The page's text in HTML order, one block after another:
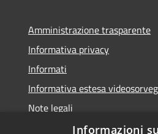
Amministrazione trasparente
Informativa privacy
Informati
Informativa estesa
Note legali
Dichiarazione di accessibilità
Informazioni